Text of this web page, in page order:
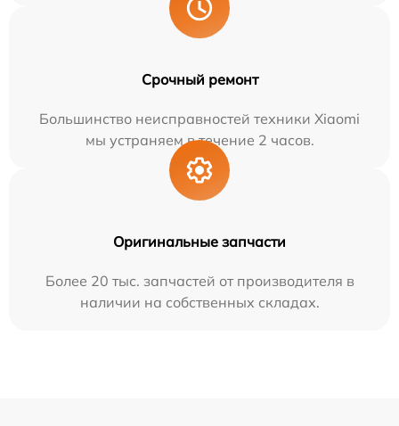
Срочный ремонт
Большинство неисправностей техники Xiaomi
мы устраняем в течение 2 часов.
Оригинальные запчасти
Более 20 тыс. запчастей от производителя в
наличии на собственных складах.